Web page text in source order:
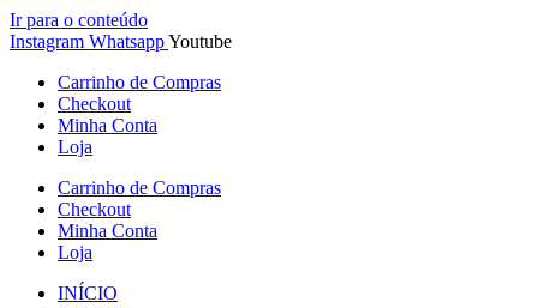
Ir para o conteúdo
Instagram WhatsappYoutube
Carrinho de Compras
Checkout
Minha Conta
Loja
Carrinho de Compras
Checkout
Minha Conta
Loja
INÍCIO